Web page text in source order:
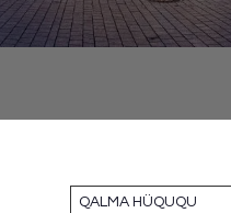
QALMA HÜQUQU